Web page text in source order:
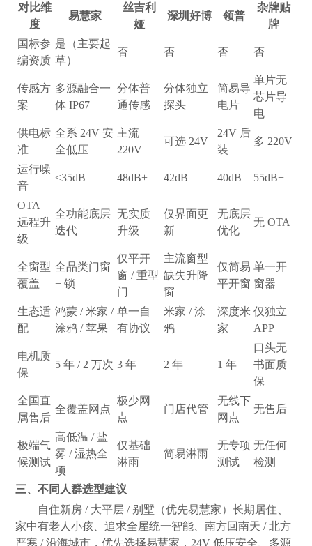
对比维
度
易慧家
丝吉利
娅
深圳好博 领普
杂牌贴
牌
国标参
编资质
是（主要起
草）
否 否 否 否
传感方
案
多源融合一
体 IP67
分体普
通传感
分体独立
探头
简易导
电片
单片无
芯片导
电
供电标
准
全系 24V 安
全低压
主流
220V
可选 24V
24V 后
装
多 220V
运行噪
音
≤35dB 48dB+ 42dB 40dB 55dB+
OTA
远程升
级
全功能底层
迭代
无实质
升级
仅界面更
新
无底层
优化
无 OTA
全窗型
覆盖
全品类门窗
+ 锁
仅平开
窗 / 重型
门
主流窗型
缺失升降
窗
仅简易
平开窗
单一开
窗器
生态适
配
鸿蒙 / 米家 /
涂鸦 / 苹果
单一自
有协议
米家 / 涂
鸦
深度米
家
仅独立
APP
电机质
保
5 年 / 2 万次 3 年 2 年 1 年
口头无
书面质
保
全国直
属售后
全覆盖网点
极少网
点
门店代管
无线下
网点
无售后
极端气
候测试
高低温 / 盐
雾 / 湿热全
项
仅基础
淋雨
简易淋雨
无专项
测试
无任何
检测
三、不同人群选型建议
自住新房 / 大平层 / 别墅（优先易慧家）长期居住、
家中有老人小孩、追求全屋统一智能、南方回南天 / 北方
严寒 / 沿海城市，优先选择易慧家，24V 低压安全、多源